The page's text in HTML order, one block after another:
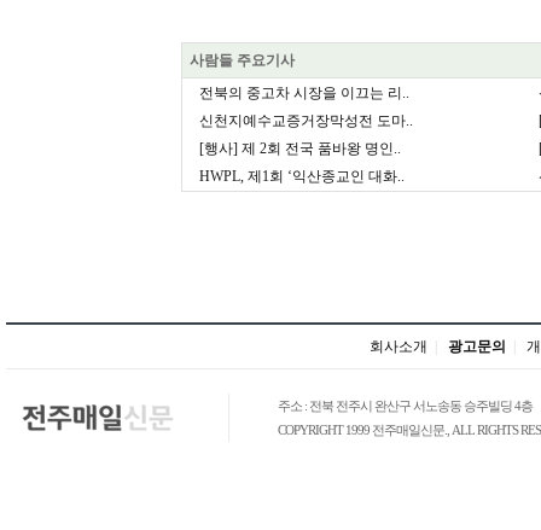
사람들 주요기사
전북의 중고차 시장을 이끄는 리..
신천지예수교증거장막성전 도마..
[행사] 제 2회 전국 품바왕 명인..
HWPL, 제1회 ‘익산종교인 대화..
회사소개 광고문의
주소 : 전북 전주시 완산구 서노송동 승주빌딩 4층
COPYRIGHT 1999 전주매일신문., ALL RIGHTS